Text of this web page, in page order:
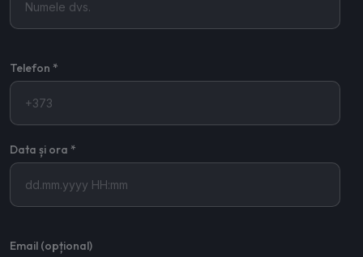
Telefon *
Data și ora *
Email (opțional)